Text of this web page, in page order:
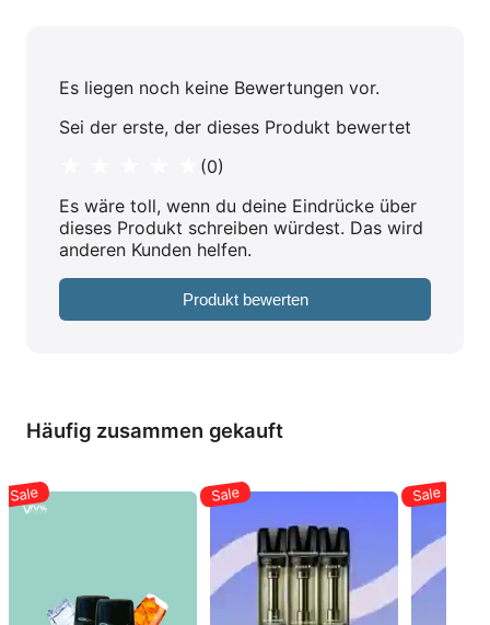
Es liegen noch keine Bewertungen vor.
Sei der erste, der dieses Produkt bewertet
(0)
Es wäre toll, wenn du deine Eindrücke über
dieses Produkt schreiben würdest. Das wird
anderen Kunden helfen.
Produkt bewerten
Häufig zusammen gekauft